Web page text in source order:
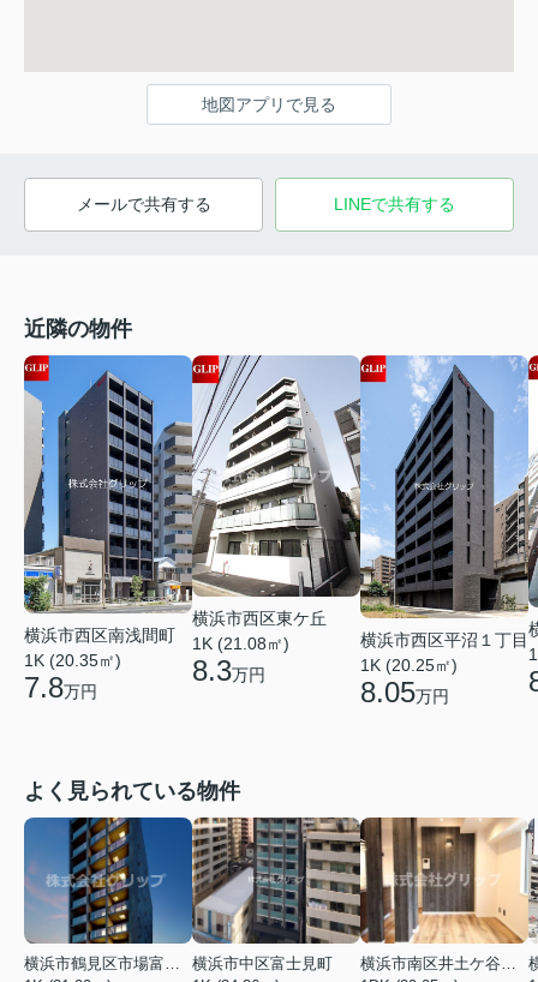
地図アプリで見る
メールで共有する LINEで共有する
近隣の物件
横浜市西区南浅間町
1K (20.35㎡)
7.8万円
横浜市西区東ケ丘
1K (21.08㎡)
8.3万円
横浜市西区平沼１丁目
1K (20.25㎡)
8.05万円
よく見られている物件
横浜市中区富士見町